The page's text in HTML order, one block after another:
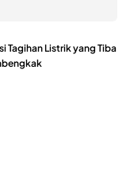
Tagihan Listrik yang Tiba